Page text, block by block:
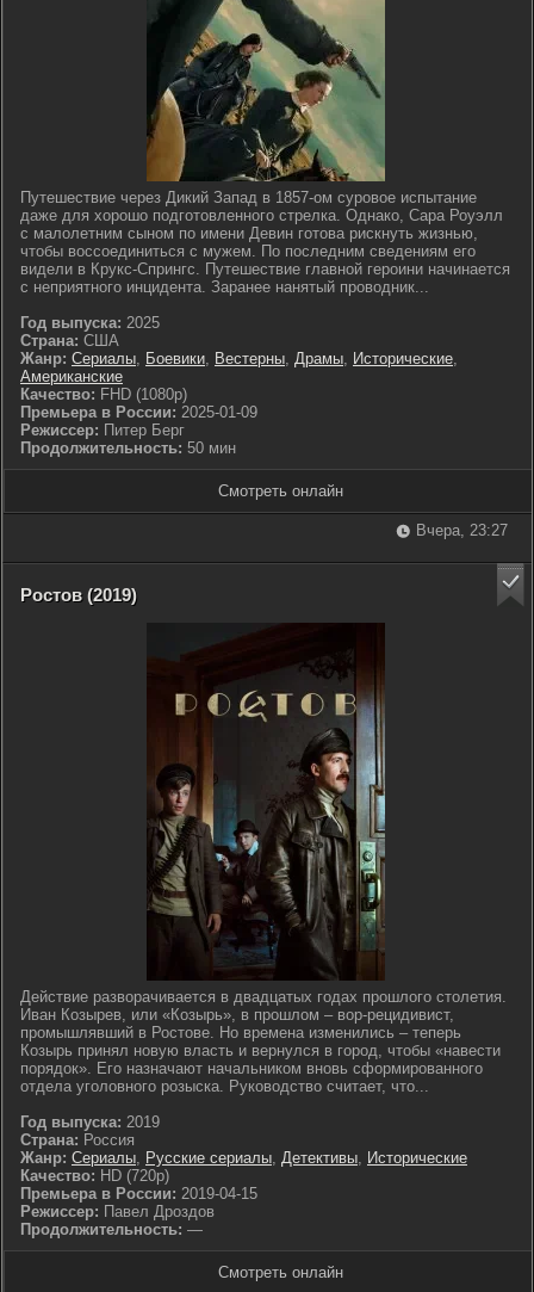
Путешествие через Дикий Запад в 1857-ом суровое испытание
даже для хорошо подготовленного стрелка. Однако, Сара Роуэлл
с малолетним сыном по имени Девин готова рискнуть жизнью,
чтобы воссоединиться с мужем. По последним сведениям его
видели в Крукс-Спрингс. Путешествие главной героини начинается
с неприятного инцидента. Заранее нанятый проводник...
Год выпуска: 2025
Страна: США
Жанр: Сериалы, Боевики, Вестерны, Драмы, Исторические,
Американские
Качество: FHD (1080p)
Премьера в России: 2025-01-09
Режиссер: Питер Берг
Продолжительность: 50 мин
Смотреть онлайн
Вчера, 23:27
Ростов (2019)
Действие разворачивается в двадцатых годах прошлого столетия.
Иван Козырев, или «Козырь», в прошлом – вор-рецидивист,
промышлявший в Ростове. Но времена изменились – теперь
Козырь принял новую власть и вернулся в город, чтобы «навести
порядок». Его назначают начальником вновь сформированного
отдела уголовного розыска. Руководство считает, что...
Год выпуска: 2019
Страна: Россия
Жанр: Сериалы, Русские сериалы, Детективы, Исторические
Качество: HD (720p)
Премьера в России: 2019-04-15
Режиссер: Павел Дроздов
Продолжительность: —
Смотреть онлайн